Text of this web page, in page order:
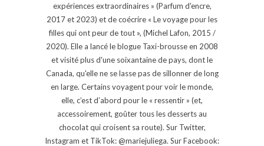
expériences extraordinaires » (Parfum d'encre,
2017 et 2023) et de coécrire « Le voyage pour les
filles qui ont peur de tout », (Michel Lafon, 2015 /
2020). Elle a lancé le blogue Taxi-brousse en 2008
et visité plus d'une soixantaine de pays, dont le
Canada, qu'elle ne se lasse pas de sillonner de long
en large. Certains voyagent pour voir le monde,
elle, c’est d’abord pour le « ressentir » (et,
accessoirement, goûter tous les desserts au
chocolat qui croisent sa route). Sur Twitter,
Instagram et TikTok: @mariejuliega. Sur Facebook: